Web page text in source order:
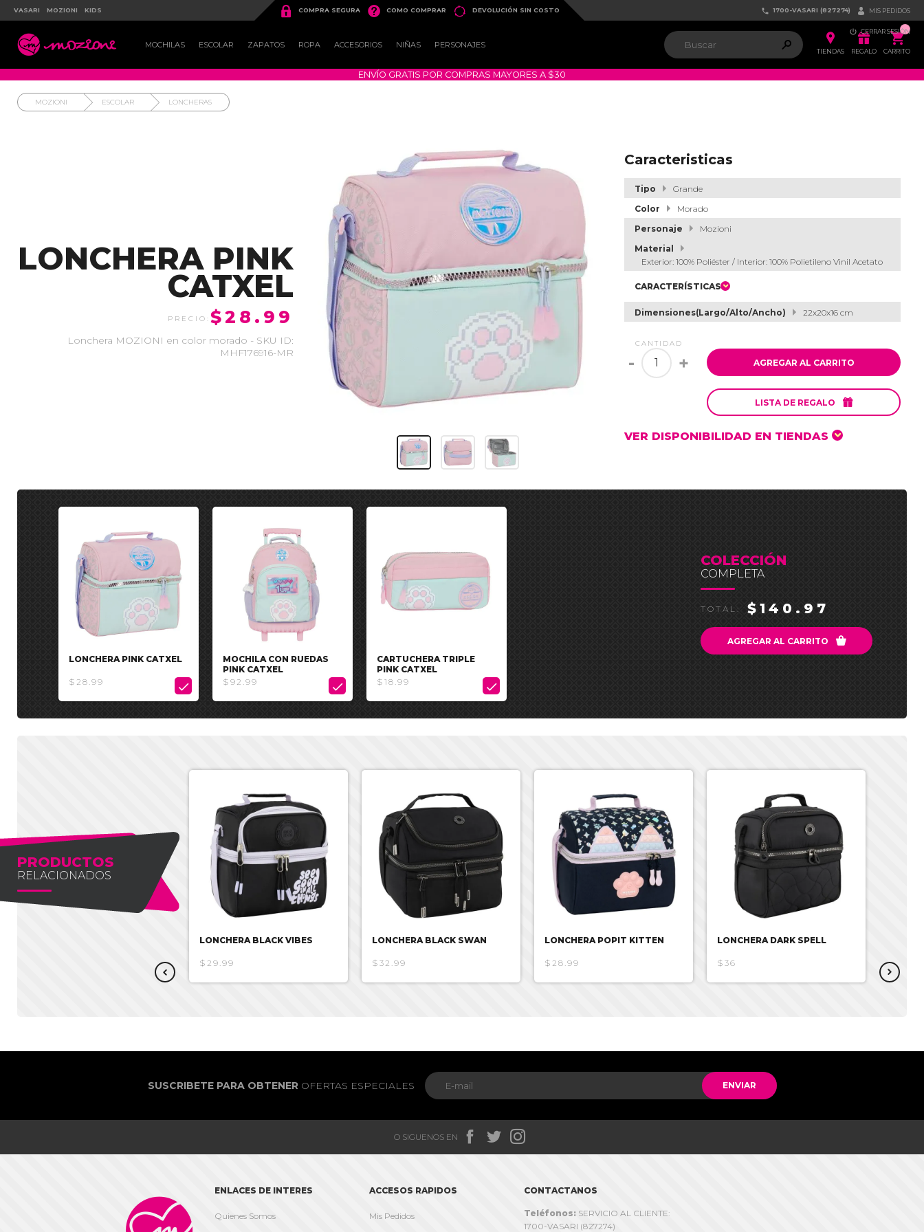
VASARI MOZIONI KIDS  COMPRA SEGURA  COMO COMPRAR  DEVOLUCIÓN SIN COSTO  1700-VASARI (827274)  MIS PEDIDOS
 CERRAR SESIÓN
 MOCHILAS ESCOLAR ZAPATOS ROPA ACCESORIOS NIÑAS PERSONAJES  
TIENDAS

REGALO
ຐ
CARRITO
ENVÍO GRATIS POR COMPRAS MAYORES A $30
MOZIONI ESCOLAR LONCHERAS
LONCHERA PINK
CATXEL
$28.99
Lonchera MOZIONI en color morado - SKU ID:
MHF176916-MR
Caracteristicas
Tipo
Grande
Color
Morado
Personaje
Mozioni
Material
Exterior: 100% Poliéster / Interior: 100% Polietileno Vinil Acetato
CARACTERÍSTICAS
Dimensiones(Largo/Alto/Ancho) 22x20x16 cm
CANTIDAD
- + AGREGAR AL CARRITO
LISTA DE REGALO 
VER DISPONIBILIDAD EN TIENDAS
LONCHERA PINK CATXEL
$28.99 
MOCHILA CON RUEDAS
PINK CATXEL
$92.99

CARTUCHERA TRIPLE
PINK CATXEL
$18.99

COLECCIÓN
COMPLETA
TOTAL: $140.97
AGREGAR AL CARRITO 
PRODUCTOS
RELACIONADOS
LONCHERA BLACK VIBES
$29.99
LONCHERA BLACK SWAN
$32.99
LONCHERA POPIT KITTEN
$28.99
LONCHERA DARK SPELL
$36 $30.99
SUSCRIBETE PARA OBTENEROFERTAS ESPECIALES ENVIAR
O SIGUENOS EN   
ENLACES DE INTERES
Quienes Somos
ACCESOS RAPIDOS
Mis Pedidos
CONTACTANOS
Teléfonos: SERVICIO AL CLIENTE:
1700-VASARI (827274)